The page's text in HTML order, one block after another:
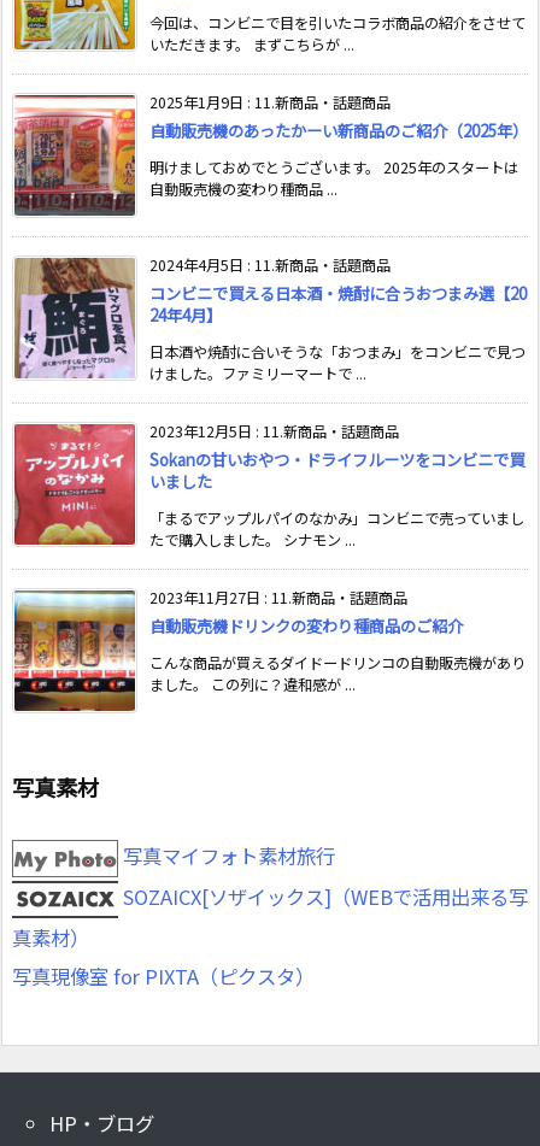
今回は、コンビニで目を引いたコラボ商品の紹介をさせて
いただきます。 まずこちらが ...
2025年1月9日 : 11.新商品・話題商品
自動販売機のあったかーい新商品のご紹介（2025年）
明けましておめでとうございます。 2025年のスタートは
自動販売機の変わり種商品 ...
2024年4月5日 : 11.新商品・話題商品
コンビニで買える日本酒・焼酎に合うおつまみ選【20
24年4月】
日本酒や焼酎に合いそうな「おつまみ」をコンビニで見つ
けました。ファミリーマートで ...
2023年12月5日 : 11.新商品・話題商品
Sokanの甘いおやつ・ドライフルーツをコンビニで買
いました
「まるでアップルパイのなかみ」コンビニで売っていまし
たで購入しました。 シナモン ...
2023年11月27日 : 11.新商品・話題商品
自動販売機ドリンクの変わり種商品のご紹介
こんな商品が買えるダイドードリンコの自動販売機があり
ました。 この列に？違和感が ...
写真素材
写真マイフォト素材旅行
SOZAICX[ソザイックス]（WEBで活用出来る写
真素材）
写真現像室 for PIXTA（ピクスタ）
HP・ブログ